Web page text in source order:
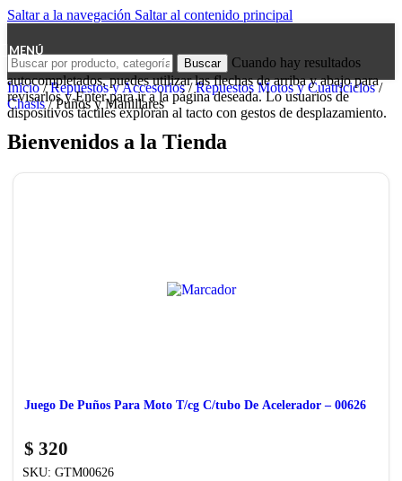
Saltar a la navegación Saltar al contenido principal
MENÚ
Buscar
Cuando hay resultados
autocompletados, puedes utilizar las flechas de arriba y abajo para
revisarlos y Enter para ir a la página deseada. Lo usuarios de
dispositivos táctiles exploran al tacto con gestos de desplazamiento.
Inicio/ Repuestos y Accesorios/ Repuestos Motos y Cuatriciclos/
Chasis/ Puños y Manillares
Bienvenidos a la Tienda
Juego De Puños Para Moto T/cg C/tubo De Acelerador – 00626
$ 320
SKU: GTM00626